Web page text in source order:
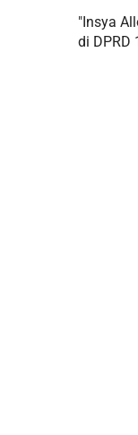
"Insya
di DPRD